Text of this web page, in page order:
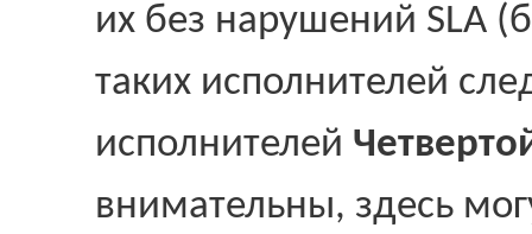
их без нарушений SLA
таких исполнителей
исполнителей
внимательны, здесь